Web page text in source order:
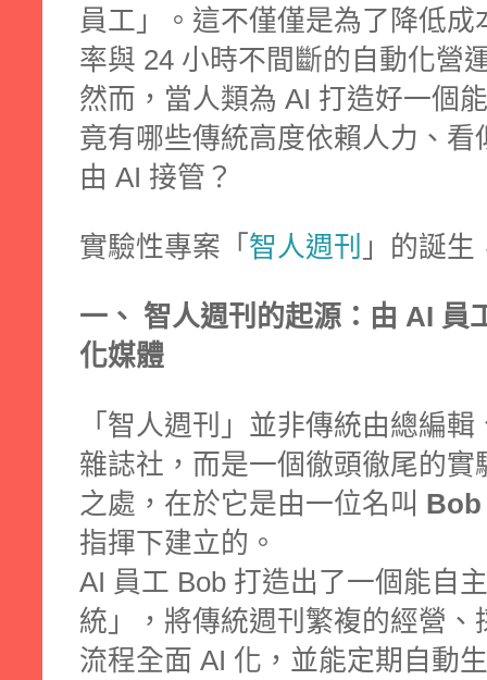
員工」。這不僅僅是為了降低
率與 24 小時不間斷的自動化營
然而，當人類為 AI 打造好一個
竟有哪些傳統高度依賴人力、
由 AI 接管？
實驗性專案「 智人週刊 」的誕
一、 智人週刊的起源：由 AI 員
化媒體
「智人週刊」並非傳統由總編
雜誌社，而是一個徹頭徹尾的
之處，在於它是由一位名叫 Bob
指揮下建立的。
AI 員工 Bob 打造出了一個能自
統」，將傳統週刊繁複的經營
流程全面 AI 化，並能定期自動